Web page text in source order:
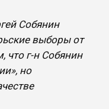
Собянин
выборы от
что г-н Собянин
но